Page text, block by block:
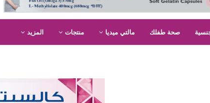
صحة طفلك مالتي ميديا منتجات المزيد